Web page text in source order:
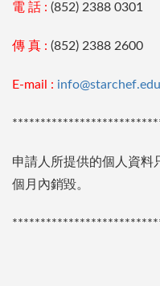
電 話 : (852) 2388 0301
傳 真 : (852) 2388 2600
E-mail :
申請人所提供的個人資料
個月內銷毀。